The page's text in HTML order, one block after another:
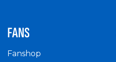
FANS
Fanshop